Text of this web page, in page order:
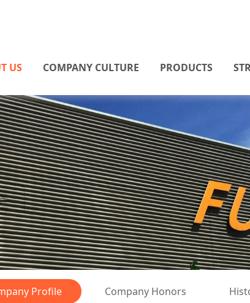
US COMPANY CULTURE PRODUCTS
Profile Company Honors